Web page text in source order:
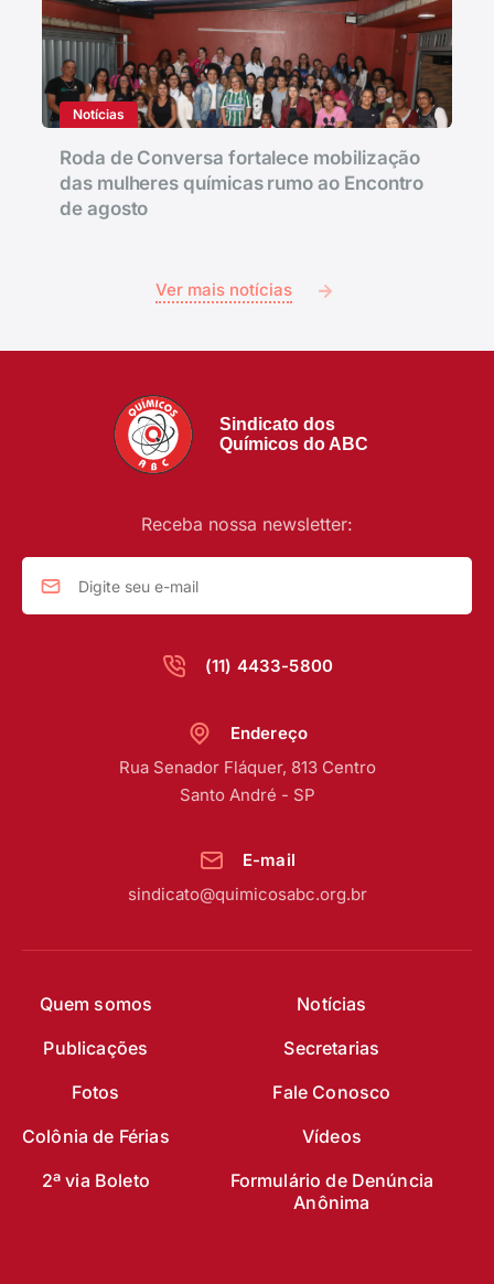
Notícias
Roda de Conversa fortalece mobilização
das mulheres químicas rumo ao Encontro
de agosto
Ver mais notícias
Sindicato dos
Químicos do ABC
(11) 4433-5800
Receba nossa newsletter:
Quem somos
Notícias
Publicações
Secretarias
Fotos
Fale Conosco
Colônia de Férias
Vídeos
2ª via Boleto
Formulário de Denúncia
Anônima
Endereço
Rua Senador Fláquer, 813 Centro
Santo André - SP
E-mail
sindicato@quimicosabc.org.br